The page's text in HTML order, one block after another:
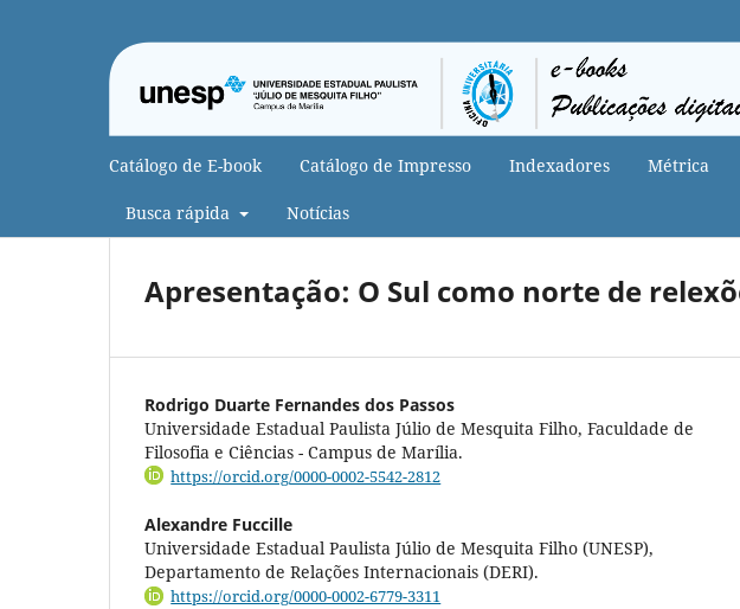
Catálogo de E-book Catálogo de Impresso Indexadores Métrica
Busca rápida Notícias
Apresentação: O Sul como norte de
Rodrigo Duarte Fernandes dos Passos
Universidade Estadual Paulista Júlio de Mesquita Filho, Faculdade de
Filosofia e Ciências - Campus de Marília.
https://orcid.org/0000-0002-5542-2812
Alexandre Fuccille
Universidade Estadual Paulista Júlio de Mesquita Filho (UNESP),
Departamento de Relações Internacionais (DERI).
https://orcid.org/0000-0002-6779-3311